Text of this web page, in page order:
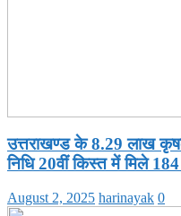
उत्तराखण्ड के 8.29 लाख
निधि 20वीं किस्त में मिले
August 2, 2025 harinayak 0